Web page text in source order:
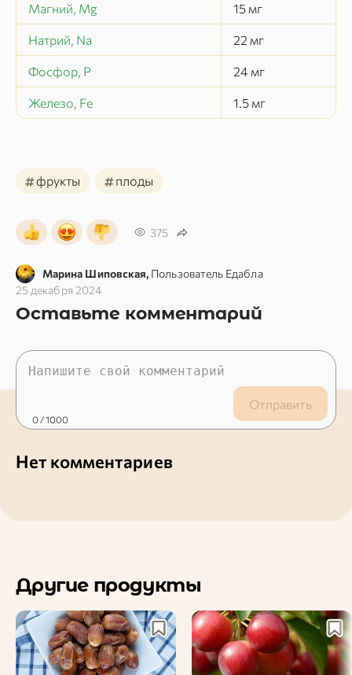
Магний, Mg 15 мг
Натрий, Na 22 мг
Фосфор, P 24 мг
Железо, Fe 1.5 мг
#фрукты #плоды
375
Марина Шиповская, Пользователь Едабла
25 декабря 2024
Оставьте комментарий
Отправить
0 / 1000
Нет комментариев
Другие продукты